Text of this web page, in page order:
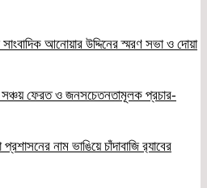
সাংবাদিক আনোয়ার উদ্দিনের স্মরণ সভা ও দোয়া
সঞ্চয় ফেরত ও জনসচেতনতামূলক প্রচার-
নাম ভাঙিয়ে চাঁদাবাজি র‌্যাবের